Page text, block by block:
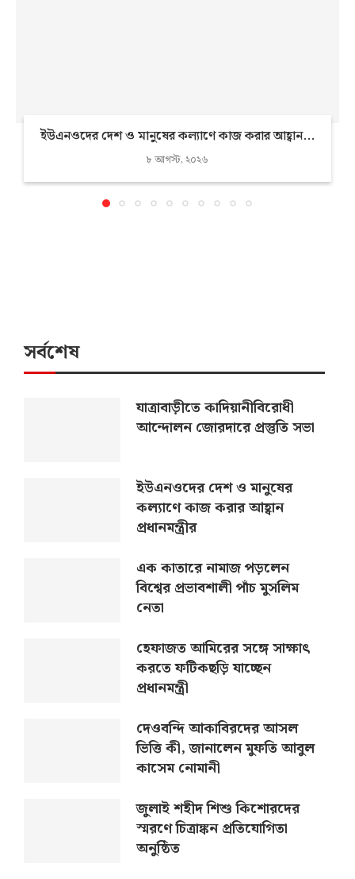
ইউএনওদের দেশ ও মানুষের কল্যাণে কাজ করার আহ্বান...
৮ আগস্ট, ২০২৬
সর্বশেষ
যাত্রাবাড়ীতে কাদিয়ানীবিরোধী
আন্দোলন জোরদারে প্রস্তুতি সভা
ইউএনওদের দেশ ও মানুষের
কল্যাণে কাজ করার আহ্বান
প্রধানমন্ত্রীর
এক কাতারে নামাজ পড়লেন
বিশ্বের প্রভাবশালী পাঁচ মুসলিম
নেতা
হেফাজত আমিরের সঙ্গে সাক্ষাৎ
করতে ফটিকছড়ি যাচ্ছেন
প্রধানমন্ত্রী
দেওবন্দি আকাবিরদের আসল
ভিত্তি কী, জানালেন মুফতি আবুল
কাসেম নোমানী
জুলাই শহীদ শিশু কিশোরদের
স্মরণে চিত্রাঙ্কন প্রতিযোগিতা
অনুষ্ঠিত